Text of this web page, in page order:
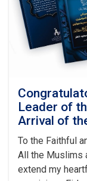
Leader of
Arrival of
To the Faithful
All the Muslims
extend my